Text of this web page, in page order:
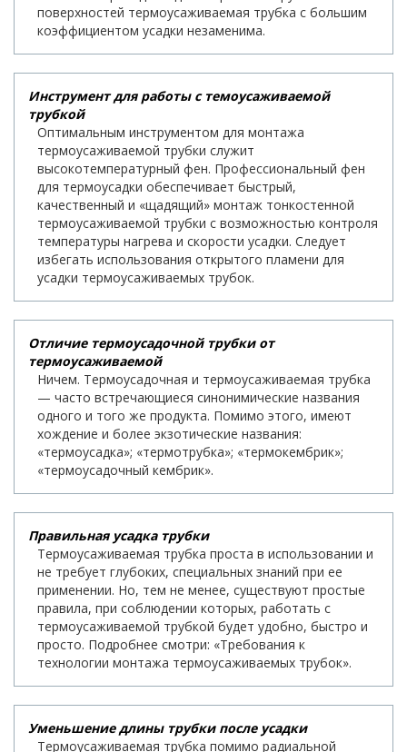
поверхностей термоусаживаемая трубка с большим
коэффициентом усадки незаменима.
Инструмент для работы с темоусаживаемой
трубкой
Оптимальным инструментом для монтажа
термоусаживаемой трубки служит
высокотемпературный фен. Профессиональный фен
для термоусадки обеспечивает быстрый,
качественный и «щадящий» монтаж тонкостенной
термоусаживаемой трубки с возможностью контроля
температуры нагрева и скорости усадки. Следует
избегать использования открытого пламени для
усадки термоусаживаемых трубок.
Отличие термоусадочной трубки от
термоусаживаемой
Ничем. Термоусадочная и термоусаживаемая трубка
— часто встречающиеся синонимические названия
одного и того же продукта. Помимо этого, имеют
хождение и более экзотические названия:
«термоусадка»; «термотрубка»; «термокембрик»;
«термоусадочный кембрик».
Правильная усадка трубки
Термоусаживаемая трубка проста в использовании и
не требует глубоких, специальных знаний при ее
применении. Но, тем не менее, существуют простые
правила, при соблюдении которых, работать с
термоусаживаемой трубкой будет удобно, быстро и
просто. Подробнее смотри: «Требования к
технологии монтажа термоусаживаемых трубок».
Уменьшение длины трубки после усадки
Термоусаживаемая трубка помимо радиальной